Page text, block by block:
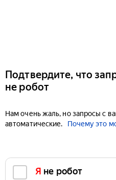
Подтвердите, что
не робот
Нам очень жаль, но запросы с
автоматические.
Почему это
Я не робот